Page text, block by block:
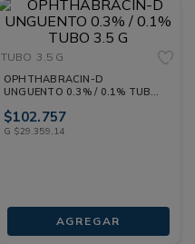
TUBO 3.5 G
OPHTHABRACIN-D
UNGUENTO 0.3% / 0.1% TUBO
$102.757
G $29 359 14
AGREGAR